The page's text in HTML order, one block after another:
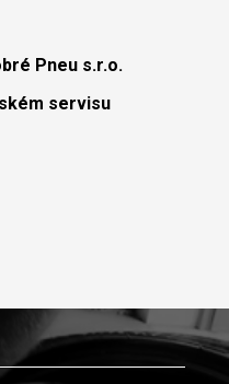
Pneu s.r.o.
servisu